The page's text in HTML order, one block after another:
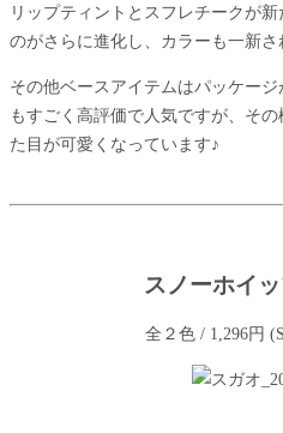
リップティントとスフレチークが
のがさらに進化し、カラーも一新さ
その他ベースアイテムはパッケー
もすごく高評価で人気ですが、そ
た目が可愛くなっています♪
スノーホイ
全２色 / 1,296円